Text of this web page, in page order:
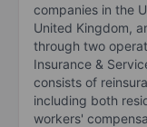
companies in the
United Kingdom,
through two
Insurance &
consists of
including both
workers'